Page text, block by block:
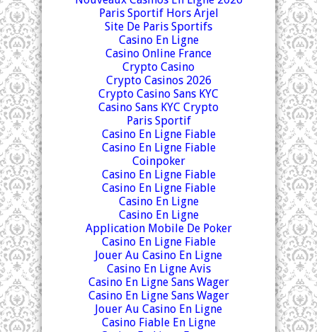
Paris Sportif Hors Arjel
Site De Paris Sportifs
Casino En Ligne
Casino Online France
Crypto Casino
Crypto Casinos 2026
Crypto Casino Sans KYC
Casino Sans KYC Crypto
Paris Sportif
Casino En Ligne Fiable
Casino En Ligne Fiable
Coinpoker
Casino En Ligne Fiable
Casino En Ligne Fiable
Casino En Ligne
Casino En Ligne
Application Mobile De Poker
Casino En Ligne Fiable
Jouer Au Casino En Ligne
Casino En Ligne Avis
Casino En Ligne Sans Wager
Casino En Ligne Sans Wager
Jouer Au Casino En Ligne
Casino Fiable En Ligne